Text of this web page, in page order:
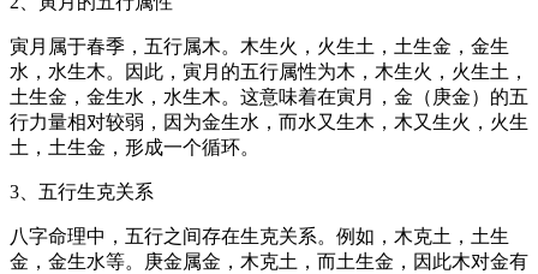
寅月属于春季，五行属木。木生火，火生土，土生金，金生
水，水生木。因此，寅月的五行属性为木，木生火，火生土，
土生金，金生水，水生木。这意味着在寅月，金（庚金）的五
行力量相对较弱，因为金生水，而水又生木，木又生火，火生
土，土生金，形成一个循环。
3、五行生克关系
八字命理中，五行之间存在生克关系。例如，木克土，土生
金，金生水等。庚金属金，木克土，而土生金，因此木对金有